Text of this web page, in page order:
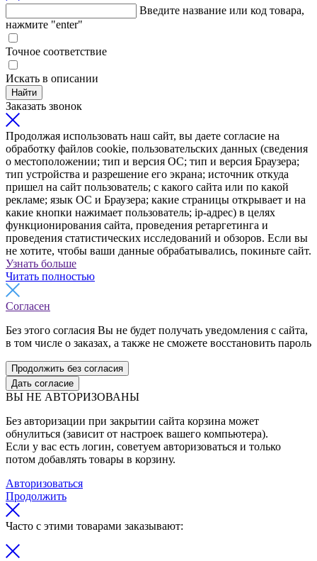
Введите название или код товара,
нажмите "enter"
Точное соответствие
Искать в описании
Найти
Заказать звонок
Продолжая использовать наш сайт, вы даете согласие на
обработку файлов cookie, пользовательских данных (сведения
о местоположении; тип и версия ОС; тип и версия Браузера;
тип устройства и разрешение его экрана; источник откуда
пришел на сайт пользователь; с какого сайта или по какой
рекламе; язык ОС и Браузера; какие страницы открывает и на
какие кнопки нажимает пользователь; ip-адрес) в целях
функционирования сайта, проведения ретаргетинга и
проведения статистических исследований и обзоров. Если вы
не хотите, чтобы ваши данные обрабатывались, покиньте сайт.
Узнать больше
Читать полностью
Согласен
Без этого согласия Вы не будет получать уведомления с сайта,
в том числе о заказах, а также не сможете восстановить пароль
Продолжить без согласия
Дать согласие
ВЫ НЕ АВТОРИЗОВАНЫ
Без авторизации при закрытии сайта корзина может
обнулиться (зависит от настроек вашего компьютера).
Если у вас есть логин, советуем авторизоваться и только
потом добавлять товары в корзину.
Авторизоваться
Продолжить
Часто с этими товарами заказывают: